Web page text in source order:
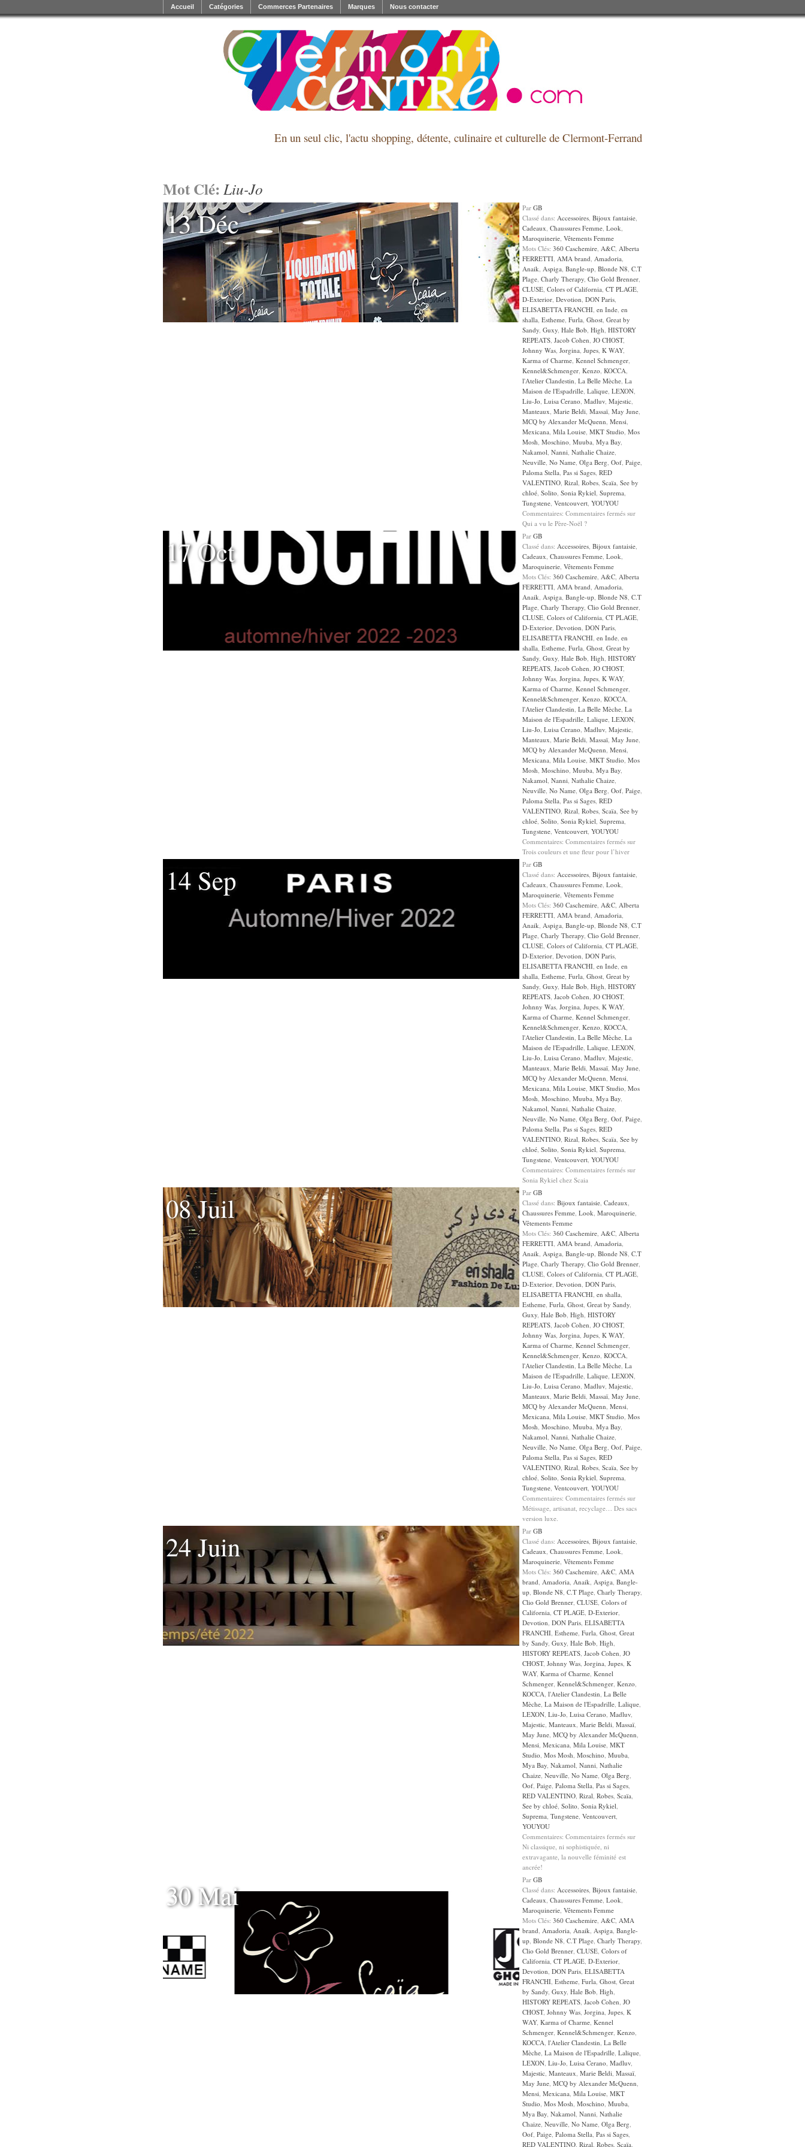
En un seul clic, l'actu shopping, détente, culinaire et culturelle de Clermont-Ferrand
Accueil Catégories Commerces Partenaires Marques Nous contacter
Mot Clé: Liu-Jo
13 Déc Par GB
Classé dans: Accessoires, Bijoux fantaisie,
Cadeaux, Chaussures Femme, Look,
Maroquinerie, Vêtements Femme
Mots Clés: 360 Caschemire, A&C, Alberta
FERRETTI, AMA brand, Amadoria,
Anaik, Aspiga, Bangle-up, Blonde N8, C.T
Plage, Charly Therapy, Clio Gold Brenner,
CLUSE, Colors of California, CT PLAGE,
D-Exterior, Devotion, DON Paris,
ELISABETTA FRANCHI, en Inde, en
shalla, Estheme, Furla, Ghost, Great by
Sandy, Guxy, Hale Bob, High, HISTORY
REPEATS, Jacob Cohen, JO CHOST,
Johnny Was, Jorgina, Jupes, K WAY,
Karma of Charme, Kennel Schmenger,
Kennel&Schmenger, Kenzo, KOCCA,
l'Atelier Clandestin, La Belle Mèche, La
Maison de l'Espadrille, Lalique, LEXON,
Liu-Jo, Luisa Cerano, Madluv, Majestic,
Manteaux, Marie Beldi, Massaï, May June,
MCQ by Alexander McQuenn, Mensi,
Mexicana, Mila Louise, MKT Studio, Mos
Mosh, Moschino, Muuba, Mya Bay,
Nakamol, Nanni, Nathalie Chaize,
Neuville, No Name, Olga Berg, Oof, Paige,
Paloma Stella, Pas si Sages, RED
VALENTINO, Rizal, Robes, Scaïa, See by
chloé, Solito, Sonia Rykiel, Suprema,
Tungstene, Ventcouvert, YOUYOU
Commentaires: Commentaires fermés sur
Qui a vu le Père-Noël ?
17 Oct Par GB
Classé dans: Accessoires, Bijoux fantaisie,
Cadeaux, Chaussures Femme, Look,
Maroquinerie, Vêtements Femme
Mots Clés: 360 Caschemire, A&C, Alberta
FERRETTI, AMA brand, Amadoria,
Anaik, Aspiga, Bangle-up, Blonde N8, C.T
Plage, Charly Therapy, Clio Gold Brenner,
CLUSE, Colors of California, CT PLAGE,
D-Exterior, Devotion, DON Paris,
ELISABETTA FRANCHI, en Inde, en
shalla, Estheme, Furla, Ghost, Great by
Sandy, Guxy, Hale Bob, High, HISTORY
REPEATS, Jacob Cohen, JO CHOST,
Johnny Was, Jorgina, Jupes, K WAY,
Karma of Charme, Kennel Schmenger,
Kennel&Schmenger, Kenzo, KOCCA,
l'Atelier Clandestin, La Belle Mèche, La
Maison de l'Espadrille, Lalique, LEXON,
Liu-Jo, Luisa Cerano, Madluv, Majestic,
Manteaux, Marie Beldi, Massaï, May June,
MCQ by Alexander McQuenn, Mensi,
Mexicana, Mila Louise, MKT Studio, Mos
Mosh, Moschino, Muuba, Mya Bay,
Nakamol, Nanni, Nathalie Chaize,
Neuville, No Name, Olga Berg, Oof, Paige,
Paloma Stella, Pas si Sages, RED
VALENTINO, Rizal, Robes, Scaïa, See by
chloé, Solito, Sonia Rykiel, Suprema,
Tungstene, Ventcouvert, YOUYOU
Commentaires: Commentaires fermés sur
Trois couleurs et une fleur pour l’hiver
14 Sep Par GB
Classé dans: Accessoires, Bijoux fantaisie,
Cadeaux, Chaussures Femme, Look,
Maroquinerie, Vêtements Femme
Mots Clés: 360 Caschemire, A&C, Alberta
FERRETTI, AMA brand, Amadoria,
Anaik, Aspiga, Bangle-up, Blonde N8, C.T
Plage, Charly Therapy, Clio Gold Brenner,
CLUSE, Colors of California, CT PLAGE,
D-Exterior, Devotion, DON Paris,
ELISABETTA FRANCHI, en Inde, en
shalla, Estheme, Furla, Ghost, Great by
Sandy, Guxy, Hale Bob, High, HISTORY
REPEATS, Jacob Cohen, JO CHOST,
Johnny Was, Jorgina, Jupes, K WAY,
Karma of Charme, Kennel Schmenger,
Kennel&Schmenger, Kenzo, KOCCA,
l'Atelier Clandestin, La Belle Mèche, La
Maison de l'Espadrille, Lalique, LEXON,
Liu-Jo, Luisa Cerano, Madluv, Majestic,
Manteaux, Marie Beldi, Massaï, May June,
MCQ by Alexander McQuenn, Mensi,
Mexicana, Mila Louise, MKT Studio, Mos
Mosh, Moschino, Muuba, Mya Bay,
Nakamol, Nanni, Nathalie Chaize,
Neuville, No Name, Olga Berg, Oof, Paige,
Paloma Stella, Pas si Sages, RED
VALENTINO, Rizal, Robes, Scaïa, See by
chloé, Solito, Sonia Rykiel, Suprema,
Tungstene, Ventcouvert, YOUYOU
Commentaires: Commentaires fermés sur
Sonia Rykiel chez Scaia
08 Juil Par GB
Classé dans: Bijoux fantaisie, Cadeaux,
Chaussures Femme, Look, Maroquinerie,
Vêtements Femme
Mots Clés: 360 Caschemire, A&C, Alberta
FERRETTI, AMA brand, Amadoria,
Anaik, Aspiga, Bangle-up, Blonde N8, C.T
Plage, Charly Therapy, Clio Gold Brenner,
CLUSE, Colors of California, CT PLAGE,
D-Exterior, Devotion, DON Paris,
ELISABETTA FRANCHI, en shalla,
Estheme, Furla, Ghost, Great by Sandy,
Guxy, Hale Bob, High, HISTORY
REPEATS, Jacob Cohen, JO CHOST,
Johnny Was, Jorgina, Jupes, K WAY,
Karma of Charme, Kennel Schmenger,
Kennel&Schmenger, Kenzo, KOCCA,
l'Atelier Clandestin, La Belle Mèche, La
Maison de l'Espadrille, Lalique, LEXON,
Liu-Jo, Luisa Cerano, Madluv, Majestic,
Manteaux, Marie Beldi, Massaï, May June,
MCQ by Alexander McQuenn, Mensi,
Mexicana, Mila Louise, MKT Studio, Mos
Mosh, Moschino, Muuba, Mya Bay,
Nakamol, Nanni, Nathalie Chaize,
Neuville, No Name, Olga Berg, Oof, Paige,
Paloma Stella, Pas si Sages, RED
VALENTINO, Rizal, Robes, Scaïa, See by
chloé, Solito, Sonia Rykiel, Suprema,
Tungstene, Ventcouvert, YOUYOU
Commentaires: Commentaires fermés sur
Métissage, artisanat, recyclage… Des sacs
version luxe.
24 Juin Par GB
Classé dans: Accessoires, Bijoux fantaisie,
Cadeaux, Chaussures Femme, Look,
Maroquinerie, Vêtements Femme
Mots Clés: 360 Caschemire, A&C, AMA
brand, Amadoria, Anaik, Aspiga, Bangle-
up, Blonde N8, C.T Plage, Charly Therapy,
Clio Gold Brenner, CLUSE, Colors of
California, CT PLAGE, D-Exterior,
Devotion, DON Paris, ELISABETTA
FRANCHI, Estheme, Furla, Ghost, Great
by Sandy, Guxy, Hale Bob, High,
HISTORY REPEATS, Jacob Cohen, JO
CHOST, Johnny Was, Jorgina, Jupes, K
WAY, Karma of Charme, Kennel
Schmenger, Kennel&Schmenger, Kenzo,
KOCCA, l'Atelier Clandestin, La Belle
Mèche, La Maison de l'Espadrille, Lalique,
LEXON, Liu-Jo, Luisa Cerano, Madluv,
Majestic, Manteaux, Marie Beldi, Massaï,
May June, MCQ by Alexander McQuenn,
Mensi, Mexicana, Mila Louise, MKT
Studio, Mos Mosh, Moschino, Muuba,
Mya Bay, Nakamol, Nanni, Nathalie
Chaize, Neuville, No Name, Olga Berg,
Oof, Paige, Paloma Stella, Pas si Sages,
RED VALENTINO, Rizal, Robes, Scaïa,
See by chloé, Solito, Sonia Rykiel,
Suprema, Tungstene, Ventcouvert,
YOUYOU
Commentaires: Commentaires fermés sur
Ni classique, ni sophistiquée, ni
extravagante, la nouvelle féminité est
ancrée!
30 Mai Par GB
Classé dans: Accessoires, Bijoux fantaisie,
Cadeaux, Chaussures Femme, Look,
Maroquinerie, Vêtements Femme
Mots Clés: 360 Caschemire, A&C, AMA
brand, Amadoria, Anaik, Aspiga, Bangle-
up, Blonde N8, C.T Plage, Charly Therapy,
Clio Gold Brenner, CLUSE, Colors of
California, CT PLAGE, D-Exterior,
Devotion, DON Paris, ELISABETTA
FRANCHI, Estheme, Furla, Ghost, Great
by Sandy, Guxy, Hale Bob, High,
HISTORY REPEATS, Jacob Cohen, JO
CHOST, Johnny Was, Jorgina, Jupes, K
WAY, Karma of Charme, Kennel
Schmenger, Kennel&Schmenger, Kenzo,
KOCCA, l'Atelier Clandestin, La Belle
Mèche, La Maison de l'Espadrille, Lalique,
LEXON, Liu-Jo, Luisa Cerano, Madluv,
Majestic, Manteaux, Marie Beldi, Massaï,
May June, MCQ by Alexander McQuenn,
Mensi, Mexicana, Mila Louise, MKT
Studio, Mos Mosh, Moschino, Muuba,
Mya Bay, Nakamol, Nanni, Nathalie
Chaize, Neuville, No Name, Olga Berg,
Oof, Paige, Paloma Stella, Pas si Sages,
RED VALENTINO, Rizal, Robes, Scaïa,